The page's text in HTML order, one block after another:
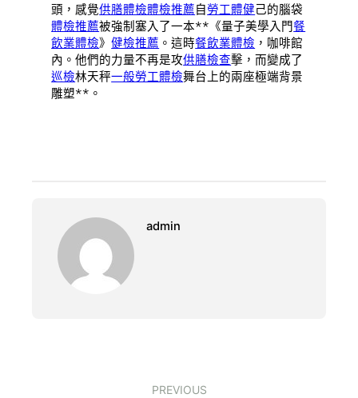
頭，感覺供膳體檢體檢推薦自勞工體健己的腦袋
體檢推薦被強制塞入了一本**《量子美學入門餐
飲業體檢》健檢推薦 。這時餐飲業體檢 ，咖啡館
內。他們的力量不再是攻供膳檢查擊，而變成了
巡檢林天秤一般勞工體檢舞台上的兩座極端背景
雕塑**。
admin
PREVIOUS